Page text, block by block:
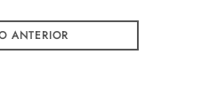
ANTERIOR